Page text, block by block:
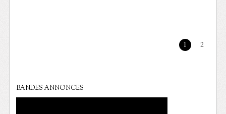
1 2
BANDES ANNONCES